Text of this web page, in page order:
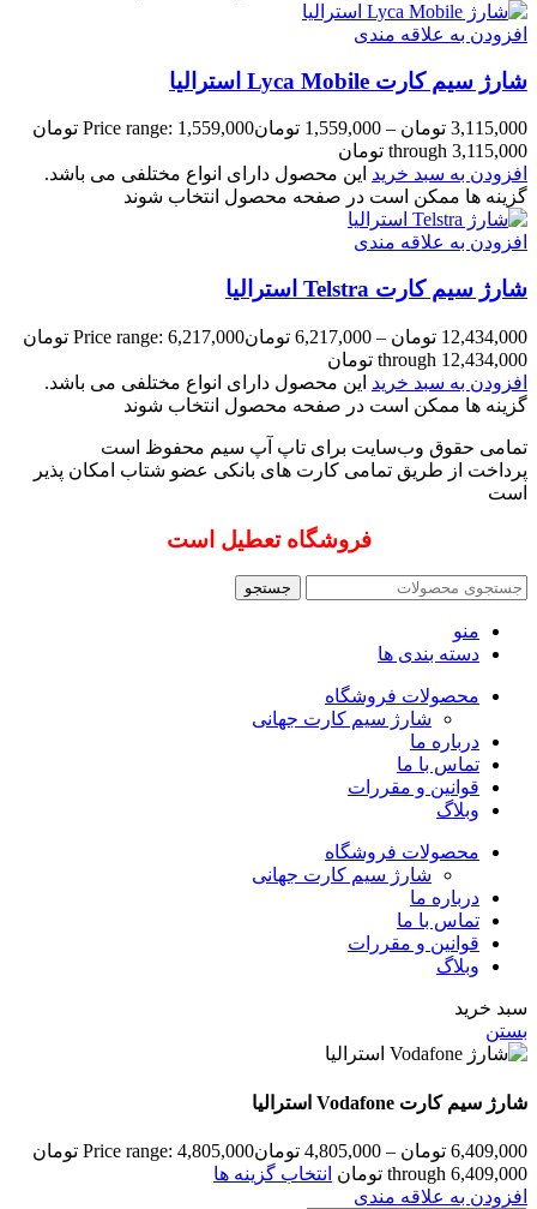
افزودن به علاقه مندی
شارژ سیم کارت Lyca Mobile استرالیا
3,115,000 تومان –
1,559,000 تومان
Price range: 1,559,000 تومان
through 3,115,000 تومان
افزودن به سبد خرید این محصول دارای انواع مختلفی می باشد.
گزینه ها ممکن است در صفحه محصول انتخاب شوند
افزودن به علاقه مندی
شارژ سیم کارت Telstra استرالیا
12,434,000 تومان –
6,217,000 تومان
Price range: 6,217,000 تومان
through 12,434,000 تومان
افزودن به سبد خرید این محصول دارای انواع مختلفی می باشد.
گزینه ها ممکن است در صفحه محصول انتخاب شوند
تمامی حقوق وب‌سایت برای تاپ آپ سیم محفوظ است
پرداخت از طریق تمامی کارت های بانکی عضو شتاب امکان پذیر
است
فروشگاه تعطیل است
جستجو
منو
دسته بندی ها
محصولات فروشگاه
شارژ سیم کارت جهانی
درباره ما
تماس با ما
قوانین و مقررات
وبلاگ
محصولات فروشگاه
شارژ سیم کارت جهانی
درباره ما
تماس با ما
قوانین و مقررات
وبلاگ
سبد خرید
بستن
شارژ سیم کارت Vodafone استرالیا
6,409,000 تومان –
4,805,000 تومان
Price range: 4,805,000 تومان
through 6,409,000 تومان
انتخاب گزینه ها
افزودن به علاقه مندی